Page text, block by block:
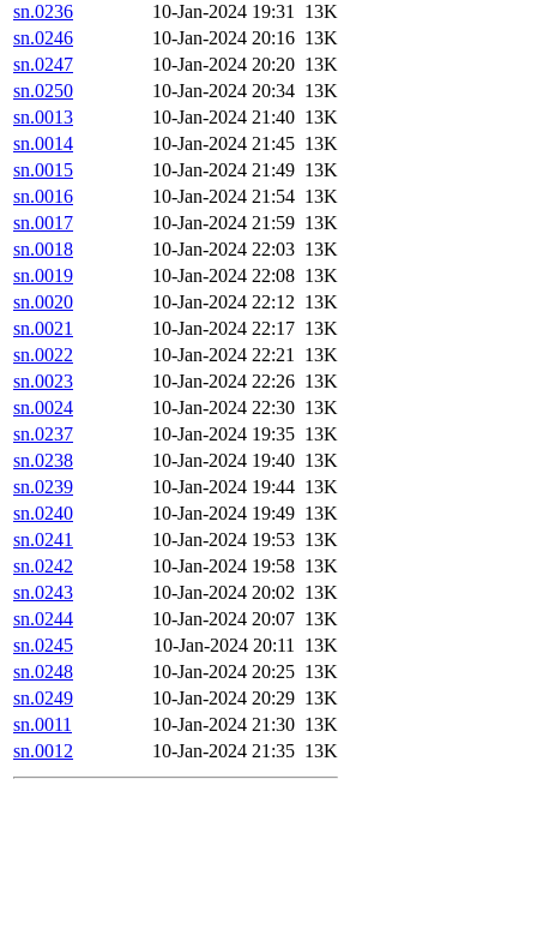
sn.0236
10-Jan-2024 19:31 13K
sn.0246
10-Jan-2024 20:16 13K
sn.0247
10-Jan-2024 20:20 13K
sn.0250
10-Jan-2024 20:34 13K
sn.0013
10-Jan-2024 21:40 13K
sn.0014
10-Jan-2024 21:45 13K
sn.0015
10-Jan-2024 21:49 13K
sn.0016
10-Jan-2024 21:54 13K
sn.0017
10-Jan-2024 21:59 13K
sn.0018
10-Jan-2024 22:03 13K
sn.0019
10-Jan-2024 22:08 13K
sn.0020
10-Jan-2024 22:12 13K
sn.0021
10-Jan-2024 22:17 13K
sn.0022
10-Jan-2024 22:21 13K
sn.0023
10-Jan-2024 22:26 13K
sn.0024
10-Jan-2024 22:30 13K
sn.0237
10-Jan-2024 19:35 13K
sn.0238
10-Jan-2024 19:40 13K
sn.0239
10-Jan-2024 19:44 13K
sn.0240
10-Jan-2024 19:49 13K
sn.0241
10-Jan-2024 19:53 13K
sn.0242
10-Jan-2024 19:58 13K
sn.0243
10-Jan-2024 20:02 13K
sn.0244
10-Jan-2024 20:07 13K
sn.0245
10-Jan-2024 20:11 13K
sn.0248
10-Jan-2024 20:25 13K
sn.0249
10-Jan-2024 20:29 13K
sn.0011
10-Jan-2024 21:30 13K
sn.0012
10-Jan-2024 21:35 13K